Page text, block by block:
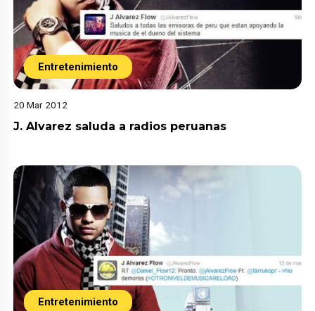
Entretenimiento
20 Mar 2012
J. Alvarez saluda a radios peruanas
Entretenimiento